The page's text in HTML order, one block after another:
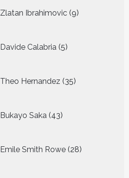
Zlatan Ibrahimovic 9
producten
Davide Calabria 5
producten
Theo Hernandez 35
producten
Bukayo Saka 43
producten
Emile Smith Rowe 28
producten